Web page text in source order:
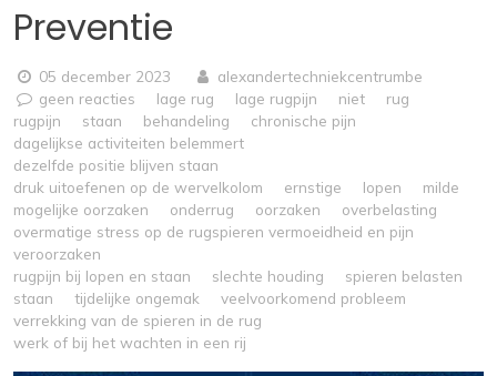
Preventie
05 december 2023
alexandertechniekcentrumbe
geen reacties
lage rug lage rugpijn niet
rug
rugpijn
staan behandeling
chronische pijn
dagelijkse activiteiten belemmert
dezelfde positie blijven staan
druk uitoefenen op de wervelkolom
ernstige lopen
milde
mogelijke oorzaken
onderrug oorzaken
overbelasting
overmatige stress op de rugspieren vermoeidheid en pijn
veroorzaken
rugpijn bij lopen en staan
slechte houding
spieren belasten
staan
tijdelijke ongemak
veelvoorkomend probleem
verrekking van de spieren in de rug
werk of bij het wachten in een rij